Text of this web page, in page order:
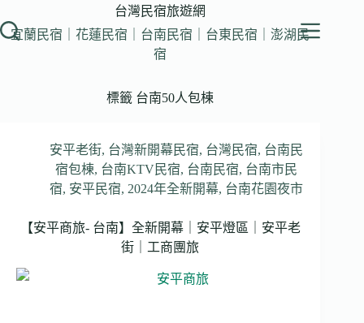
至
台灣民宿旅遊網
宜蘭民宿｜花蓮民宿｜台南民宿｜台東民宿｜澎湖民
宿
標籤 台南50人包棟
安平老街, 台灣新開幕民宿, 台灣民宿, 台南民
宿包棟, 台南KTV民宿, 台南民宿, 台南市民
宿, 安平民宿, 2024年全新開幕, 台南花園夜市
【安平商旅- 台南】全新開幕｜安平燈區｜安平老
街｜工商團旅